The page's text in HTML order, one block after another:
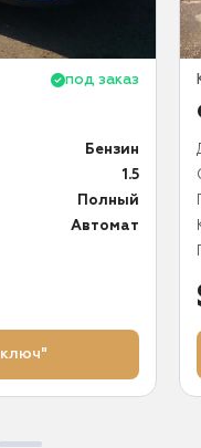
под заказ
Бензин
1.5
Полный
Автомат